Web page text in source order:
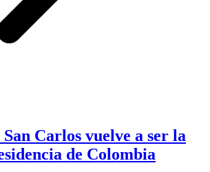
Carlos vuelve a ser la
de Colombia